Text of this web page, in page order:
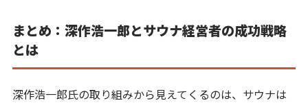
まとめ：深作浩一郎とサウナ経営者の成功戦略
とは
深作浩一郎氏の取り組みから見えてくるのは、サウナは